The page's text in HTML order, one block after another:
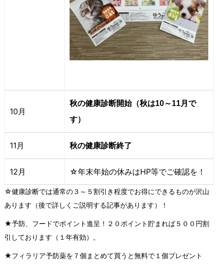
10月
秋の健康診断開始（秋は10～11月で
す）
11月 秋の健康診断終了
12月 ☆年末年始の休みはHP等でご確認を！
☆健康診断では通常の３～５割引き程度でお得にできるものが沢山
あります（後で詳しくご説明する記事があります）！
★予防、フードでポイント進呈！２０ポイント貯まれば５００円割
引しております（１年有効）。
★フィラリア予防薬を７個まとめて買うと無料で１個プレゼント